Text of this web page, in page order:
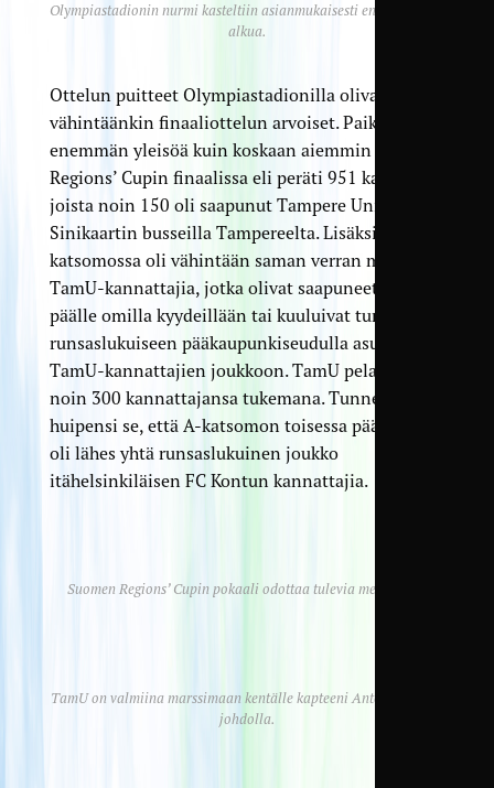
Olympiastadionin nurmi kasteltiin asianmukaisesti ennen ottelun
alkua.
Ottelun puitteet Olympiastadionilla olivat
vähintäänkin finaaliottelun arvoiset. Paikalla oli
enemmän yleisöä kuin koskaan aiemmin Suomen
Regions’ Cupin finaalissa eli peräti 951 katsojaa,
joista noin 150 oli saapunut Tampere Unitedin ja
Sinikaartin busseilla Tampereelta. Lisäksi TamU-
katsomossa oli vähintään saman verran muita
TamU-kannattajia, jotka olivat saapuneet paikan
päälle omilla kyydeillään tai kuuluivat tunnetusti
runsaslukuiseen pääkaupunkiseudulla asuvien
TamU-kannattajien joukkoon. TamU pelasi siis
noin 300 kannattajansa tukemana. Tunnelman
huipensi se, että A-katsomon toisessa päädyssä
oli lähes yhtä runsaslukuinen joukko
itähelsinkiläisen FC Kontun kannattajia.
Suomen Regions’ Cupin pokaali odottaa tulevia mestareita.
TamU on valmiina marssimaan kentälle kapteeni Anton Brightin
johdolla.